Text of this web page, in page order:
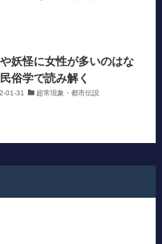
妖怪に女性が多いのはな
俗学で読み解く
01-31 超常現象・都市伝説